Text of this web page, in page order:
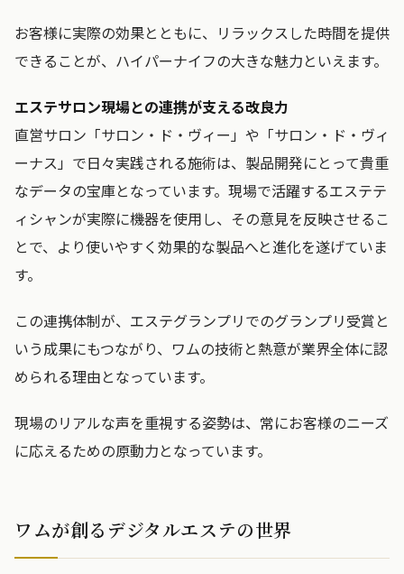
お客様に実際の効果とともに、リラックスした時間を提供
できることが、ハイパーナイフの大きな魅力といえます。
エステサロン現場との連携が支える改良力
直営サロン「サロン・ド・ヴィー」や「サロン・ド・ヴィ
ーナス」で日々実践される施術は、製品開発にとって貴重
なデータの宝庫となっています。現場で活躍するエステテ
ィシャンが実際に機器を使用し、その意見を反映させるこ
とで、より使いやすく効果的な製品へと進化を遂げていま
す。
この連携体制が、エステグランプリでのグランプリ受賞と
いう成果にもつながり、ワムの技術と熱意が業界全体に認
められる理由となっています。
現場のリアルな声を重視する姿勢は、常にお客様のニーズ
に応えるための原動力となっています。
ワムが創るデジタルエステの世界